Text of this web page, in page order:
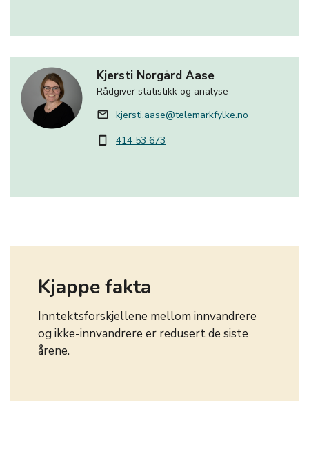
Kjersti Norgård Aase
Rådgiver statistikk og analyse
mail_outline kjersti.aase@telemarkfylke.no
smartphone 414 53 673
Kjappe fakta
Inntektsforskjellene mellom innvandrere
og ikke-innvandrere er redusert de siste
årene.